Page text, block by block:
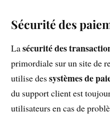
Sécurité des
Lasécurité des
primordiale sur un site de
utilise dessystèmes de
du support client est
utilisateurs en cas de